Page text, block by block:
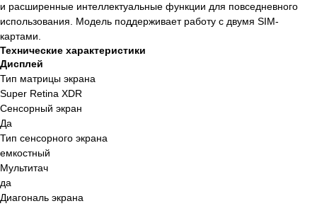
и расширенные интеллектуальные функции для повседневного
использования. Модель поддерживает работу с двумя SIM-
картами.
Технические характеристики
Дисплей
Тип матрицы экрана
Super Retina XDR
Сенсорный экран
Да
Тип сенсорного экрана
емкостный
Мультитач
да
Диагональ экрана